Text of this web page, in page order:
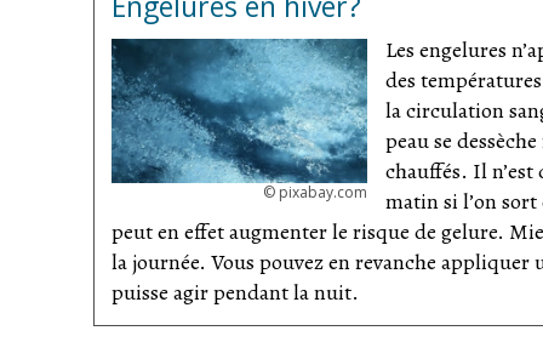
© pixabay.com
Les engelures
des
la circulation
peau se
chauffés. Il
matin si l’on
peut en effet augmenter le risque de gelure.
la journée. Vous pouvez en revanche
puisse agir pendant la nuit.